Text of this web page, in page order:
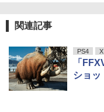
関連記事
PS4
「
ショッ